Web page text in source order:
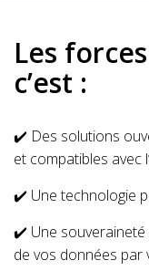
Les
c’est :
✔️ Des solutions
et compatibles avec
✔️ Une technologie
✔️ Une souveraineté
de vos données par